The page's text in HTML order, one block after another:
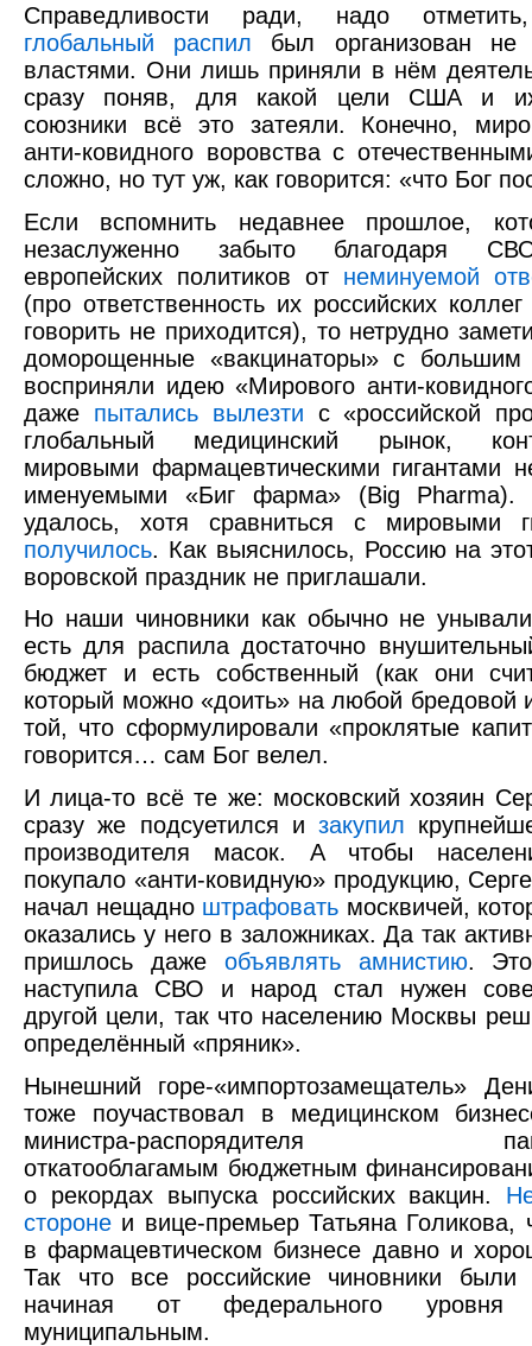
Справедливости ради, надо
глобальный распил был организован не
властями. Они лишь приняли в нём
сразу поняв, для какой цели США и
союзники всё это затеяли. Конечно,
анти-ковидного воровства с
сложно, но тут уж, как говорится: «что Бог
Если вспомнить недавнее прошлое,
незаслуженно забыто благодаря
европейских политиков от неминуемой
(про ответственность их российских
говорить не приходится), то нетрудно
доморощенные «вакцинаторы» с большим
восприняли идею «Мирового анти-
даже пытались вылезти с «российской
глобальный медицинский рынок,
мировыми фармацевтическими гигантами
именуемыми «Биг фарма» (Big Pharma).
удалось, хотя сравниться с мировыми
получилось. Как выяснилось, Россию на
воровской праздник не приглашали.
Но наши чиновники как обычно не
есть для распила достаточно
бюджет и есть собственный (как они
который можно «доить» на любой бредовой
той, что сформулировали «проклятые
говорится… сам Бог велел.
И лица-то всё те же: московский хозяин
сразу же подсуетился изакупил
производителя масок. А чтобы
покупало «анти-ковидную» продукцию,
начал нещадно штрафовать москвичей,
оказались у него в заложниках. Да так
пришлось даже объявлять амнистию.
наступила СВО и народ стал нужен
другой цели, так что населению Москвы
определённый «пряник».
Нынешний горе-«импортозамещатель»
тоже поучаствовал в медицинском
министра-распорядителя
откатооблагамым бюджетным
о рекордах выпуска российских вакцин.
стороне и вице-премьер Татьяна Голикова,
в фармацевтическом бизнесе давно и
Так что все российские чиновники
начиная от федерального
муниципальным.